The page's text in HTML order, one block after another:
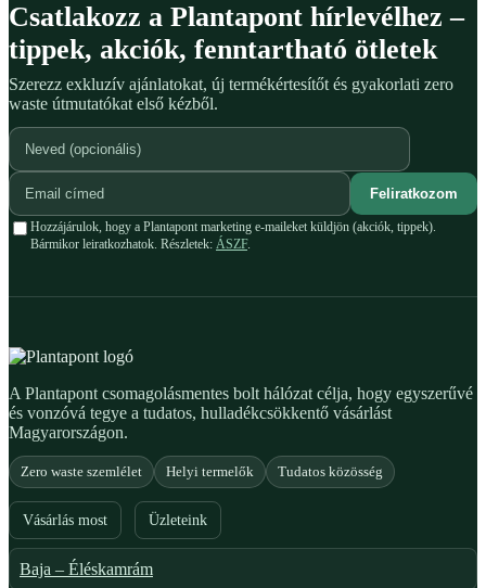
Csatlakozz a Plantapont hírlevélhez –
tippek, akciók, fenntartható ötletek
Szerezz exkluzív ajánlatokat, új termékértesítőt és gyakorlati zero
waste útmutatókat első kézből.
Feliratkozom
Hozzájárulok, hogy a Plantapont marketing e-maileket küldjön (akciók, tippek).
Bármikor leiratkozhatok. Részletek: ÁSZF.
A Plantapont csomagolásmentes bolt hálózat célja, hogy egyszerűvé
és vonzóvá tegye a tudatos, hulladékcsökkentő vásárlást
Magyarországon.
Zero waste szemlélet Helyi termelők Tudatos közösség
Vásárlás most Üzleteink
Baja – Éléskamrám